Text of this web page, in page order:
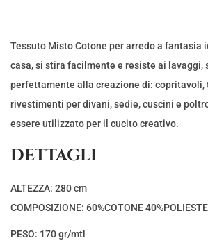
r
e
z
z
o
o
r
i
g
n
r
e
z
z
o
u
Tessuto Misto Cotone per arredo a fantasia
casa, si stira facilmente e resiste ai lavaggi,
perfettamente alla creazione di: copritavoli,
rivestimenti per divani, sedie, cuscini e
essere utilizzato per il cucito creativo.
DETTAGLI
ALTEZZA: 280 cm
COMPOSIZIONE: 60%COTONE
PESO: 170 gr/mtl